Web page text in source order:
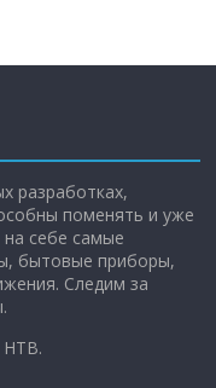
разработках,
поменять и уже
себе самые
бытовые приборы,
Следим за
НТВ.